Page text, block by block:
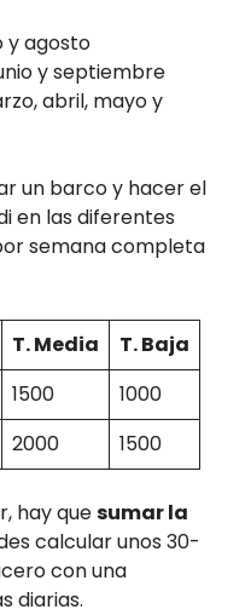
y agosto
y septiembre
abril, mayo y
un barco y hacer el
en las diferentes
semana completa
T. Media
T. Baja
1500
1000
2000 1500
hay quesumar la
calcular unos 30-
con una
diarias.